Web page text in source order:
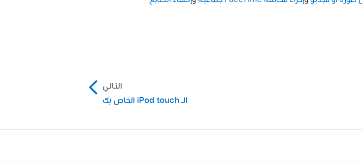
التالي
الـ iPod touch الخاص بك